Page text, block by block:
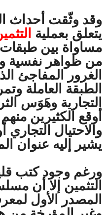
وقد وثّقت أحداث
يتعلق بعملية
مساواة بين
من ظواهر نفسية
الغرور المفاجئ
الطبقة العاملة
التجارية وهَوَس
أوقع الكثيرين
والاحتيال التجاري
يشير إليه عنوان
ورغم وجود كتب
التثمين إلا أن
المصدر الأول